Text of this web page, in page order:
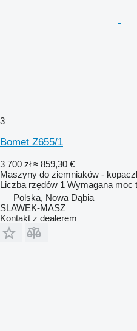
3
Bomet Z655/1
3 700 zł ≈ 859,30 €
Maszyny do ziemniaków -
Liczba rzędów 1 Wymagana moc
Polska, Nowa Dąbia
SLAWEK-MASZ
Kontakt z dealerem